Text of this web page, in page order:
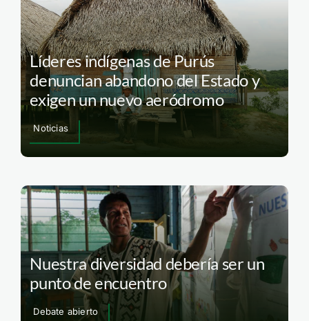
Líderes indígenas de Purús
denuncian abandono del Estado y
exigen un nuevo aeródromo
Noticias
Nuestra diversidad debería ser un
punto de encuentro
Debate abierto